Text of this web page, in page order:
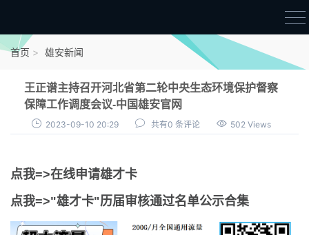
点我申领雄才卡
审核通过公示
首页 雄安新闻
王正谱主持召开河北省第二轮中央生态环境保护督察
保障工作调度会议-中国雄安官网
2023-09-10 20:29 共有0 条评论 502 Views
点我=>在线申请雄才卡
点我=>"雄才卡"历届审核通过名单公示合集